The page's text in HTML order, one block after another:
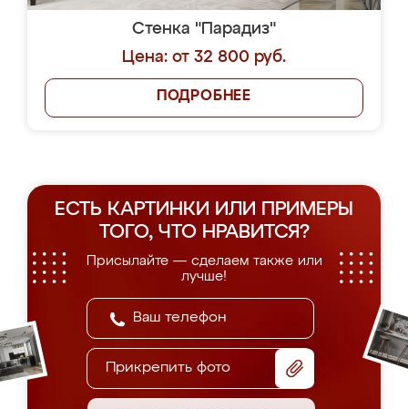
Стенка "Парадиз"
Цена: от 32 800 руб.
ПОДРОБНЕЕ
ЕСТЬ КАРТИНКИ ИЛИ ПРИМЕРЫ
ТОГО, ЧТО НРАВИТСЯ?
Присылайте — сделаем также или
лучше!
Прикрепить фото